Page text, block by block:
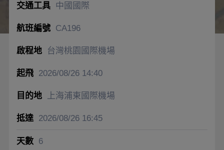
中國國際
CA196
台灣桃園國際機場
2026/08/2614:40
上海浦東國際機場
2026/08/2616:45
6